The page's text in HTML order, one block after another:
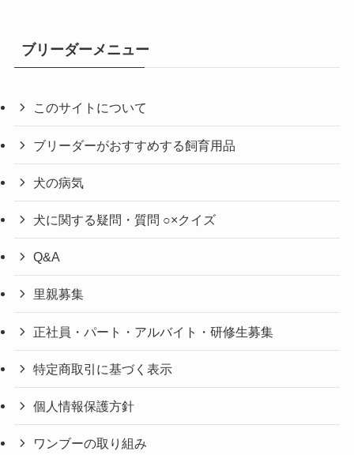
ブリーダーメニュー
このサイトについて
ブリーダーがおすすめする飼育用品
犬の病気
犬に関する疑問・質問 ○×クイズ
Q&A
里親募集
正社員・パート・アルバイト・研修生募集
特定商取引に基づく表示
個人情報保護方針
ワンブーの取り組み